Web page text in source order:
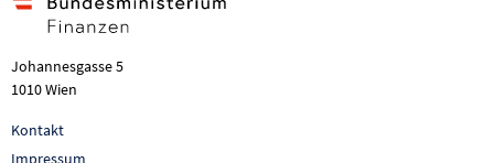
Johannesgasse 5
1010 Wien
Kontakt
Impressum